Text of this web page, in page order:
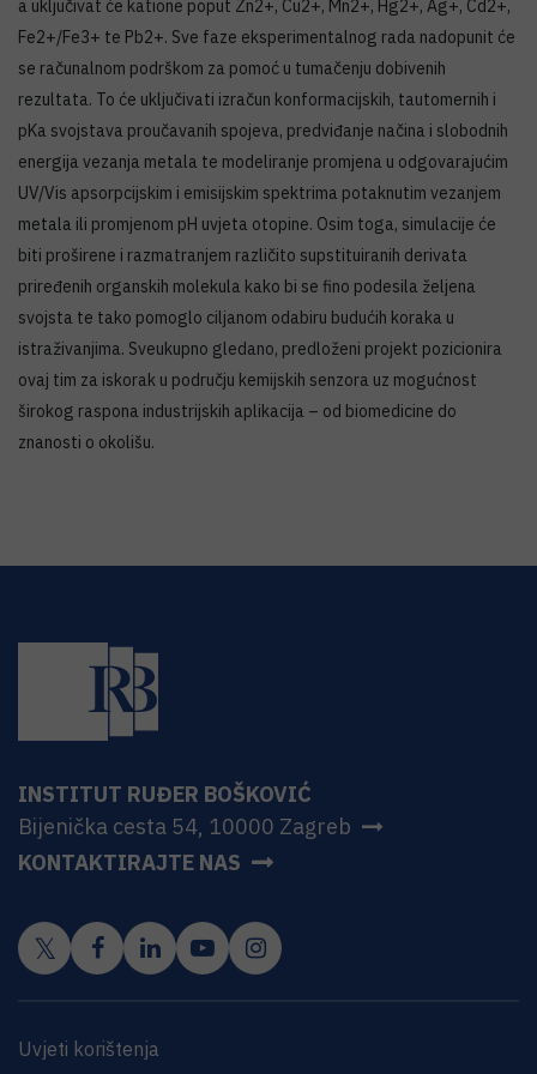
a uključivat će katione poput Zn2+, Cu2+, Mn2+, Hg2+, Ag+, Cd2+,
Fe2+/Fe3+ te Pb2+. Sve faze eksperimentalnog rada nadopunit će
se računalnom podrškom za pomoć u tumačenju dobivenih
rezultata. To će uključivati izračun konformacijskih, tautomernih i
pKa svojstava proučavanih spojeva, predviđanje načina i slobodnih
energija vezanja metala te modeliranje promjena u odgovarajućim
UV/Vis apsorpcijskim i emisijskim spektrima potaknutim vezanjem
metala ili promjenom pH uvjeta otopine. Osim toga, simulacije će
biti proširene i razmatranjem različito supstituiranih derivata
priređenih organskih molekula kako bi se fino podesila željena
svojsta te tako pomoglo ciljanom odabiru budućih koraka u
istraživanjima. Sveukupno gledano, predloženi projekt pozicionira
ovaj tim za iskorak u području kemijskih senzora uz mogućnost
širokog raspona industrijskih aplikacija – od biomedicine do
znanosti o okolišu.
INSTITUT RUĐER BOŠKOVIĆ
Bijenička cesta 54, 10000 Zagreb
KONTAKTIRAJTE NAS
Uvjeti korištenja